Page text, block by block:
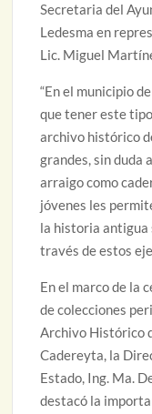
Secretaria del
Ledesma en
Lic. Miguel
“En el municipio
que tener este
archivo histórico
grandes, sin duda
arraigo como
jóvenes les
la historia antigua
través de estos
En el marco de la
de colecciones
Archivo Histórico
Cadereyta, la
Estado, Ing. Ma.
destacó la